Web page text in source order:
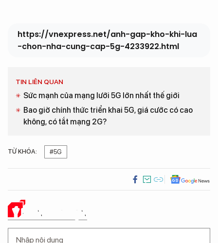
https://vnexpress.net/anh-gap-kho-khi-lua
-chon-nha-cung-cap-5g-4233922.html
TIN LIÊN QUAN
Sức mạnh của mạng lưới 5G lớn nhất thế giới
Bao giờ chính thức triển khai 5G, giá cước có cao
không, có tắt mạng 2G?
TỪ KHÓA: #5G
Ý KIẾN CỦA BẠN